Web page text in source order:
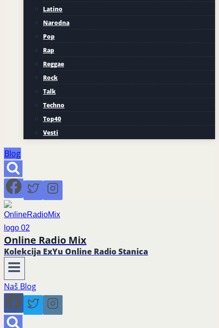
Latino
Narodna
Pop
Rap
Reggae
Rock
Talk
Techno
Top40
Vesti
Blog
Online Radio Mix
Kolekcija ExYu Online Radio Stanica
Naš Blog